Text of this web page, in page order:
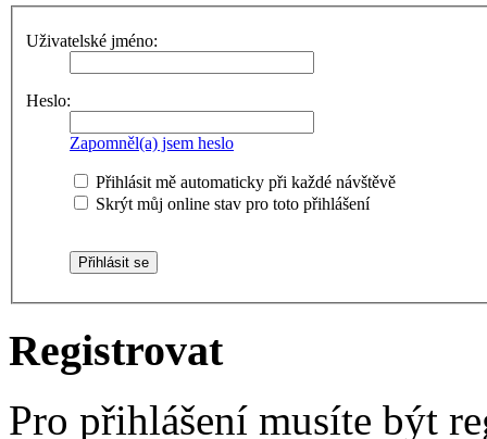
Uživatelské jméno:
Heslo:
Zapomněl(a) jsem heslo
Přihlásit mě automaticky při každé návštěvě
Skrýt můj online stav pro toto přihlášení
Registrovat
Pro přihlášení musíte být